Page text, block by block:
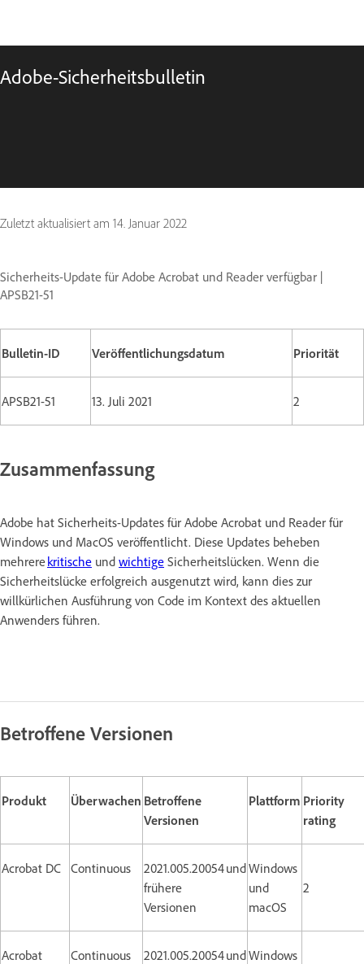
Adobe-Sicherheitsbulletin
Zuletzt aktualisiert am 14. Januar 2022
Sicherheits-Update für Adobe Acrobat und Reader verfügbar |
APSB21-51
Bulletin-ID Veröffentlichungsdatum Priorität
APSB21-51 13. Juli 2021 2
Zusammenfassung
Adobe hat Sicherheits-Updates für Adobe Acrobat und Reader für
Windows und MacOS veröffentlicht. Diese Updates beheben
mehrerekritische und wichtige Sicherheitslücken. Wenn die
Sicherheitslücke erfolgreich ausgenutzt wird, kann dies zur
willkürlichen Ausführung von Code im Kontext des aktuellen
Anwenders führen.
Betroffene Versionen
Produkt Überwachen Betroffene
Versionen
Plattform Priority
rating
Acrobat DC Continuous
2021.005.20054 und
frühere
Versionen
Windows
und
macOS
2
Acrobat
Continuous
2021.005.20054 undWindows